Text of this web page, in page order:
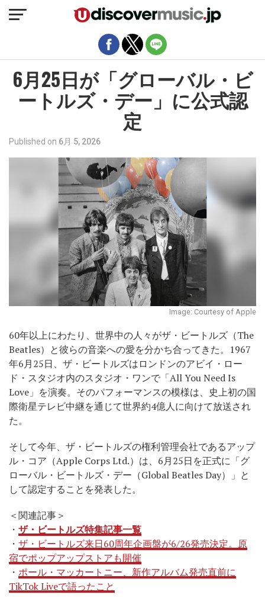
6月25日が「グローバル・ビ
ートルズ・デー」に公式認
定
Published on 6月 5, 2026
Image: Courtesy of Apple
60年以上にわたり、世界中の人々がザ・ビートルズ（The
Beatles）と彼らの音楽への愛を分かち合ってきた。1967
年6月25日、ザ・ビートルズはロンドンのアビイ・ロー
ド・スタジオ内のスタジオ・ワンで「All You Need Is
Love」を演奏。そのパフォーマンスの模様は、史上初の国
際衛星テレビ中継を通じて世界約4億人に向けて放送され
た。
そして今年、ザ・ビートルズの権利管理会社であるアップ
ル・コア（Apple Corps Ltd.）は、6月25日を正式に「グ
ローバル・ビートルズ・デー（Global Beatles Day）」と
して認定することを発表した。
＜関連記事＞
・ ザ・ビートルズ特集記事一覧
・ ザ・ビートルズ来日60周年企画盤が6/26発売決定。原
宿でポップアップストアも開催
・ ポール・マッカートニー、新作アルバム発売直前に
TikTok Liveで語ったこと
モバイルバージョンを終了